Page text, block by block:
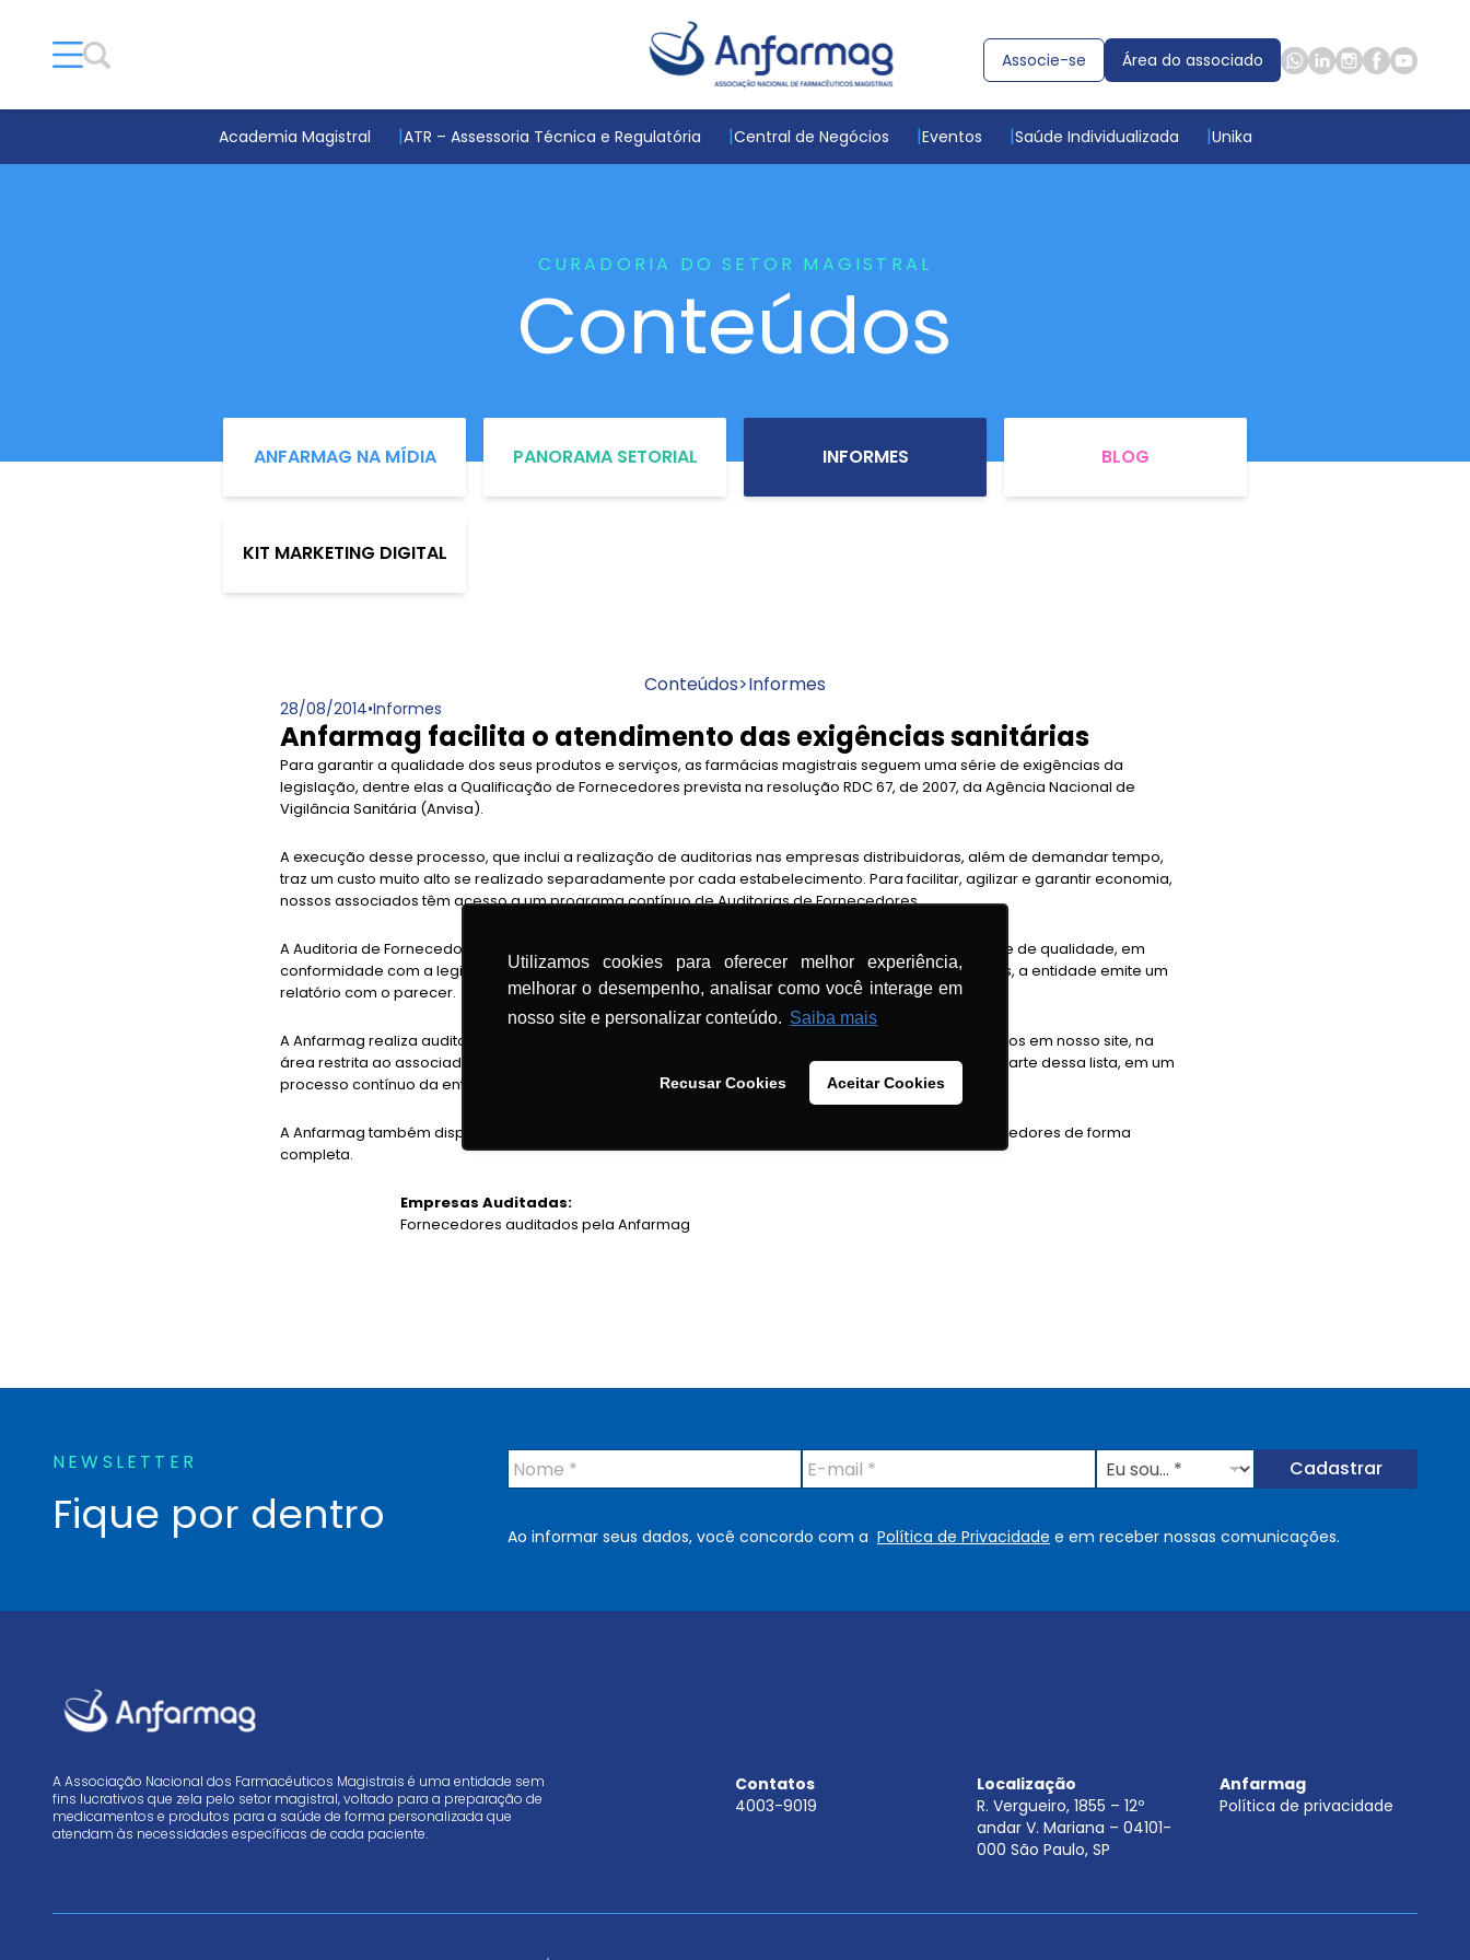
Utilizamos cookies para oferecer melhor experiência,
melhorar o desempenho, analisar como você interage em
nosso site e personalizar conteúdo. Saiba mais
Recusar Cookies Aceitar Cookies
Associe-se Área do associado
Academia Magistral ATR – Assessoria Técnica e Regulatória Central de Negócios Eventos Saúde Individualizada Unika
CURADORIA DO SETOR MAGISTRAL
Conteúdos
ANFARMAG NA MÍDIA PANORAMA SETORIAL INFORMES BLOG
KIT MARKETING DIGITAL
Conteúdos>Informes
28/08/2014•Informes
Anfarmag facilita o atendimento das exigências sanitárias
Para garantir a qualidade dos seus produtos e serviços, as farmácias magistrais seguem uma série de exigências da
legislação, dentre elas a Qualificação de Fornecedores prevista na resolução RDC 67, de 2007, da Agência Nacional de
Vigilância Sanitária (Anvisa).
A execução desse processo, que inclui a realização de auditorias nas empresas distribuidoras, além de demandar tempo,
traz um custo muito alto se realizado separadamente por cada estabelecimento. Para facilitar, agilizar e garantir economia,
nossos associados têm acesso a um programa contínuo de Auditorias de Fornecedores.
A Auditoria de Fornecedores verifica processos, estruturas, sistema documental, gestão de pessoas e de qualidade, em
conformidade com a legislação e parâmetros estabelecidos pela Anvisa. Após avaliar esses critérios, a entidade emite um
relatório com o parecer.
A Anfarmag realiza auditorias nas principais empresas fornecedoras do país. Já foram disponibilizados em nosso site, na
área restrita ao associado, 27 relatórios de auditorias. Até o final de 2014, novos fornecedores farão parte dessa lista, em um
processo contínuo da entidade.
A Anfarmag também disponibiliza curso sobre como a farmácia efetua a qualificação de seus fornecedores de forma
completa.
Empresas Auditadas:
Fornecedores auditados pela Anfarmag
NEWSLETTER
Fique por dentro
N
o
*
E
-
i
E
u
u
Cadastrar
Ao informar seus dados, você concordo com a Política de Privacidade e em receber nossas comunicações.
A Associação Nacional dos Farmacêuticos Magistrais é uma entidade sem
fins lucrativos que zela pelo setor magistral, voltado para a preparação de
medicamentos e produtos para a saúde de forma personalizada que
atendam às necessidades específicas de cada paciente.
Contatos
4003-9019
Localização
R. Vergueiro, 1855 – 12º
andar V. Mariana – 04101-
000 São Paulo, SP
Anfarmag
Política de privacidade